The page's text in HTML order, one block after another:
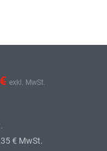
exkl. MwSt.
€ MwSt.